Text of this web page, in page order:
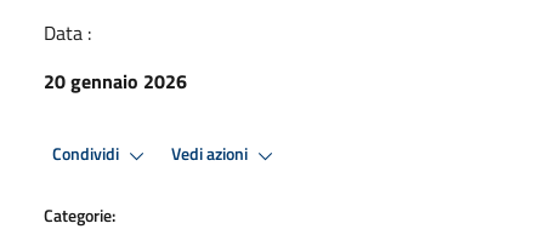
Data :
20 gennaio 2026
Condividi Vedi azioni
Categorie: